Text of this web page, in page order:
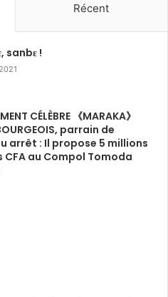
Récent
sanbɛ !
CÉLÈBRE 《MARAKA》
parrain de
arrêt : Il propose 5 millions
CFA au Compol Tomoda